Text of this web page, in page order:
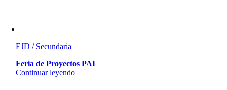
EJD / Secundaria
Feria de Proyectos PAI
Continuar leyendo